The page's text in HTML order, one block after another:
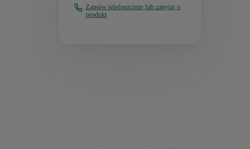
Zamów telefonicznie lub zapytaj o
produkt